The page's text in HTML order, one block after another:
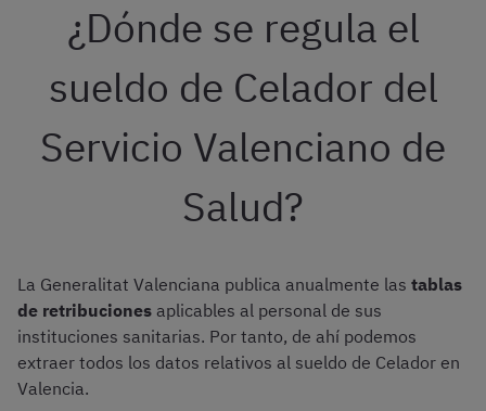
¿Dónde se regula el
sueldo de Celador del
Servicio Valenciano de
Salud?
La Generalitat Valenciana publica anualmente las tablas
de retribuciones aplicables al personal de sus
instituciones sanitarias. Por tanto, de ahí podemos
extraer todos los datos relativos al sueldo de Celador en
Valencia.